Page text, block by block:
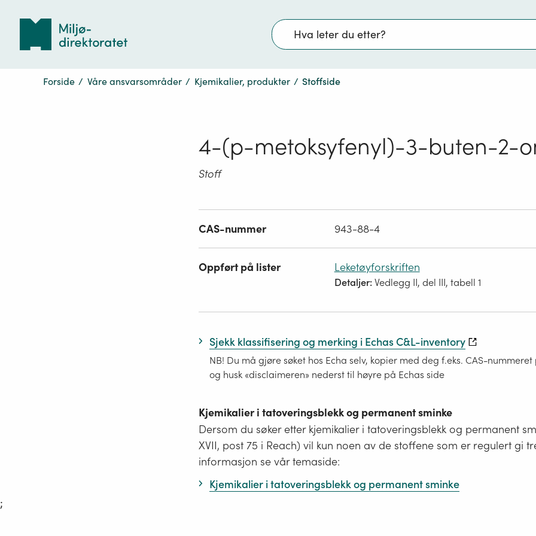
Søk
Forside / Våre ansvarsområder / Kjemikalier, produkter / Stoffside
4-(p-metoksyfenyl)-3-buten-2-
Stoff
CAS-nummer 943-88-4
Oppført på lister Leketøyforskriften
Detaljer:Vedlegg II, del III, tabell 1
Sjekk klassifisering og merking i Echas C&L-inventory
NB! Du må gjøre søket hos Echa selv, kopier med deg f.eks. CAS-
og husk «disclaimeren» nederst til høyre på Echas side
Kjemikalier i tatoveringsblekk og permanent sminke
Dersom du søker etter kjemikalier i tatoveringsblekk og permanent
XVII, post 75 i Reach) vil kun noen av de stoffene som er regulert gi
informasjon se vår temaside:
Kjemikalier i tatoveringsblekk og permanent sminke
;